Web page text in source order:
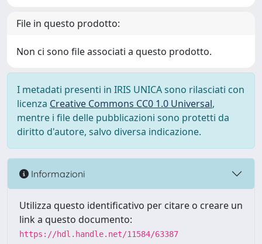
File in questo prodotto:
Non ci sono file associati a questo prodotto.
I metadati presenti in IRIS UNICA sono rilasciati con
licenza Creative Commons CC0 1.0 Universal,
mentre i file delle pubblicazioni sono protetti da
diritto d'autore, salvo diversa indicazione.
Informazioni
Utilizza questo identificativo per citare o creare un
link a questo documento:
https://hdl.handle.net/11584/63387